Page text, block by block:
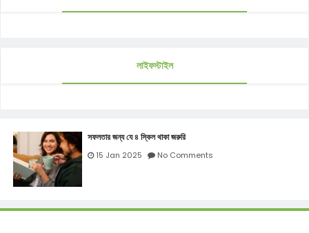
লাইফস্টাইল
সফলতার জন্য যে ৪ স্কিল থাকা জরুরি
15 Jan 2025 No Comments